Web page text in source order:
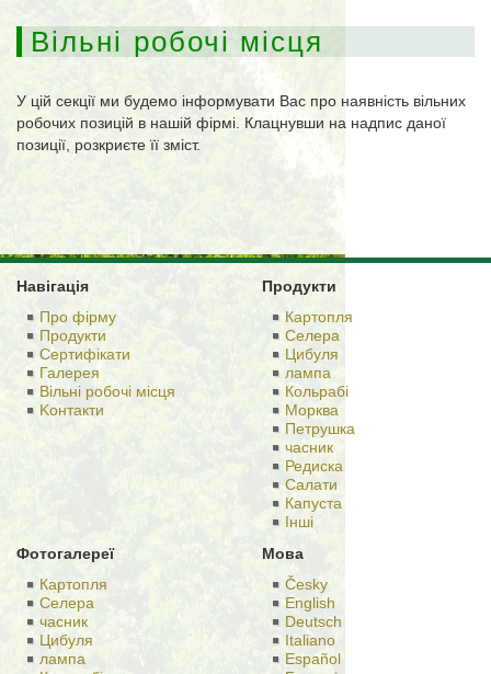
Вільні робочі місця
У цій секції ми будемо інформувати Вас про наявність вільних
робочих позицій в нашій фірмі. Клацнувши на надпис даної
позиції, розкриєте її зміст.
Навігація
Про фірму
Продукти
Сертифікати
Галерея
Вільні робочі місця
Kонтакти
Продукти
Картопля
Селера
Цибуля
лампа
Кольрабі
Морква
Петрушка
часник
Редиска
Салати
Капуста
Іншi
Фотогалереї
Картопля
Селера
часник
Цибуля
лампа
Мова
Česky
English
Deutsch
Italiano
Español